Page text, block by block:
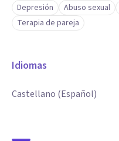
Depresión
Abuso sexual
Terapia de pareja
Idiomas
Castellano (Español)